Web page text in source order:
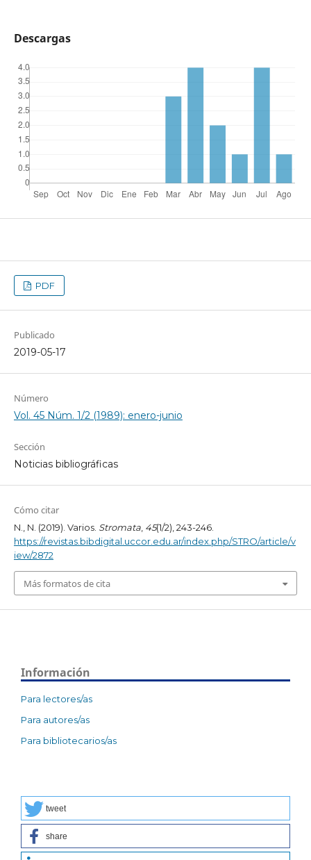
Descargas
PDF
Publicado
2019-05-17
Número
Vol. 45 Núm. 1/2 (1989): enero-junio
Sección
Noticias bibliográficas
Cómo citar
N., N. (2019). Varios. Stromata, 45(1/2), 243-246.
https://revistas.bibdigital.uccor.edu.ar/index.php/STRO/article/v
iew/2872
Más formatos de cita
Información
Para lectores/as
Para autores/as
Para bibliotecarios/as
tweet
share